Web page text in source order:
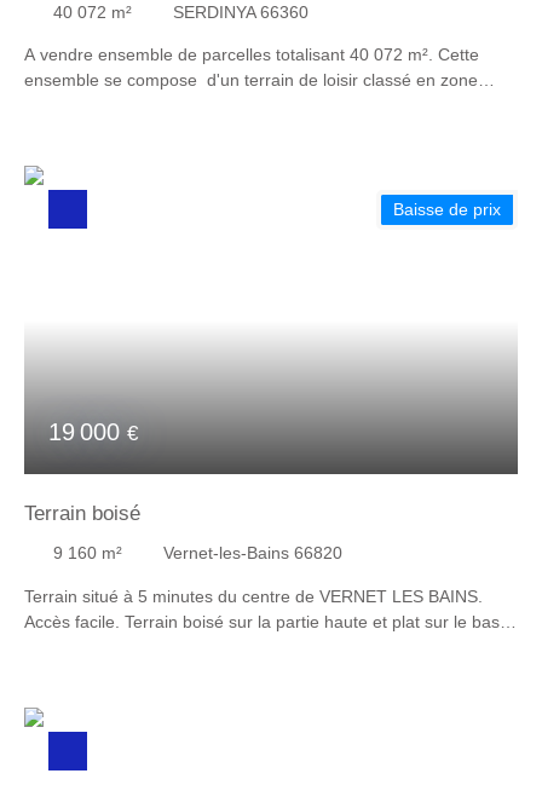
40 072 m² SERDINYA 66360
A vendre ensemble de parcelles totalisant 40 072 m². Cette
ensemble se compose d'un terrain de loisir classé en zone
en zone naturelle réparties sur le massif environnant pour une
superficie de 34 060 m² (3,41 hectares). Pour plus de
renseignements contactez Mme Marielle BOTET 07 85 57 57 51
19 000 €
Baisse de prix
Terrain boisé
9 160 m² Vernet-les-Bains 66820
Terrain situé à 5 minutes du centre de VERNET LES BAINS.
Accès facile. Terrain boisé sur la partie haute et plat sur le bas.